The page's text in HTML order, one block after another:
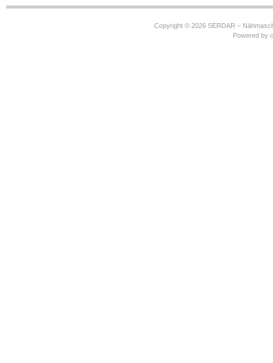
Copyright © 2026 SERDAR –
Powered by